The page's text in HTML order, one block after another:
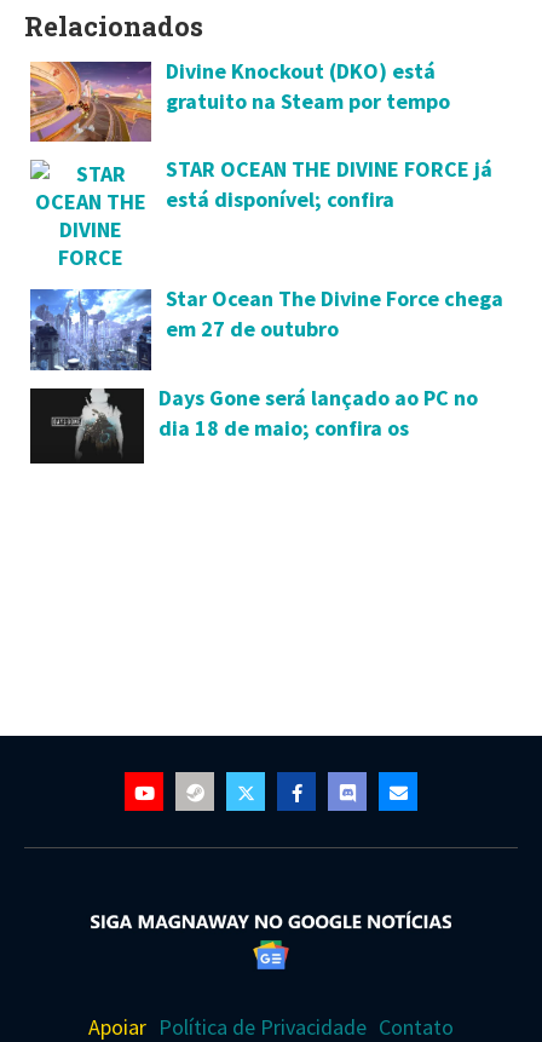
Relacionados
Divine Knockout (DKO) está
gratuito na Steam por tempo
STAR OCEAN THE DIVINE FORCE já
está disponível; confira
Star Ocean The Divine Force chega
em 27 de outubro
Days Gone será lançado ao PC no
dia 18 de maio; confira os
Apoiar Política de Privacidade Contato